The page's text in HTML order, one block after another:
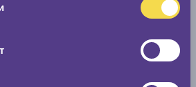
при 100